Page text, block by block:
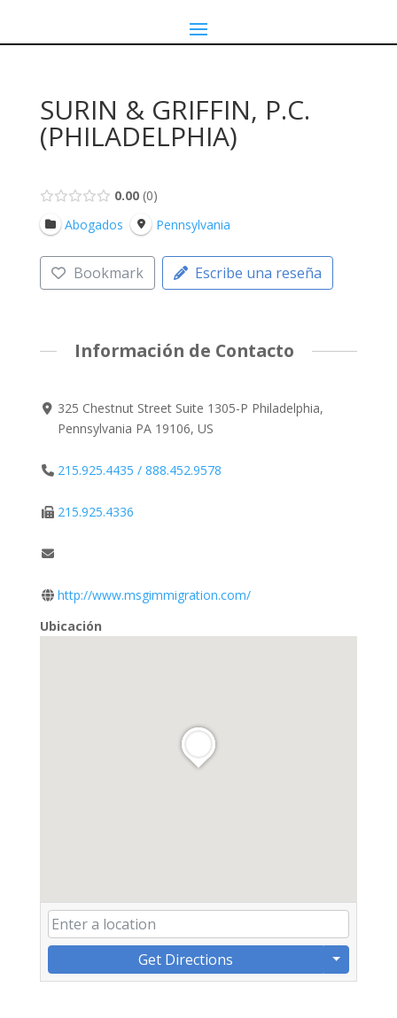
SURIN & GRIFFIN, P.C.
(PHILADELPHIA)
0.00 0
Abogados
Pennsylvania
Bookmark Escribe una reseña
Información de Contacto
325 Chestnut Street Suite 1305-P Philadelphia,
Pennsylvania PA 19106, US
215.925.4435 / 888.452.9578
215.925.4336
http://www.msgimmigration.com/
Ubicación
Get Directions